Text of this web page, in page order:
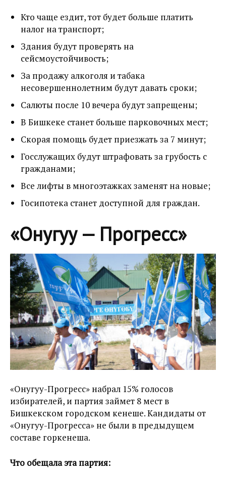
Кто чаще ездит, тот будет больше платить
налог на транспорт;
Здания будут проверять на
сейсмоустойчивость;
За продажу алкоголя и табака
несовершеннолетним будут давать сроки;
Салюты после 10 вечера будут запрещены;
В Бишкеке станет больше парковочных мест;
Скорая помощь будет приезжать за 7 минут;
Госслужащих будут штрафовать за грубость с
гражданами;
Все лифты в многоэтажках заменят на новые;
Госипотека станет доступной для граждан.
«Онугуу — Прогресс»
«Онугуу-Прогресс» набрал 15% голосов
избирателей, и партия займет 8 мест в
Бишкекском городском кенеше. Кандидаты от
«Онугуу-Прогресса» не были в предыдущем
составе горкенеша.
Что обещала эта партия: